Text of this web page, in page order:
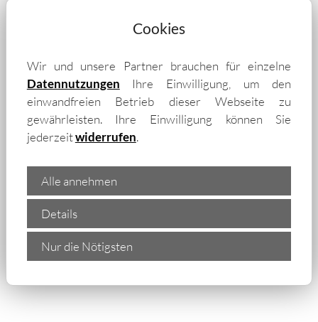
„Wir liefern isolierte
auch in die Umgebung von
Halle (Saale) – unter
anderem in:
Cookies
Wir und unsere Partner brauchen für einzelne
Datennutzungen Ihre Einwilligung, um den
einwandfreien Betrieb dieser Webseite zu
gewährleisten. Ihre Einwilligung können Sie
jederzeitwiderrufen.
Alle annehmen
Details
Nur die Nötigsten